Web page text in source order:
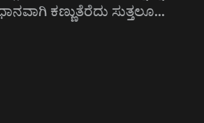
ಕಣ್ಣುತೆರೆದು ಸುತ್ತಲೂ…